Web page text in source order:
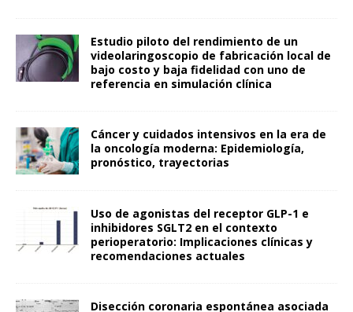
Estudio piloto del rendimiento de un
videolaringoscopio de fabricación local de
bajo costo y baja fidelidad con uno de
referencia en simulación clínica
Cáncer y cuidados intensivos en la era de
la oncología moderna: Epidemiología,
pronóstico, trayectorias
Uso de agonistas del receptor GLP-1 e
inhibidores SGLT2 en el contexto
perioperatorio: Implicaciones clínicas y
recomendaciones actuales
Disección coronaria espontánea asociada